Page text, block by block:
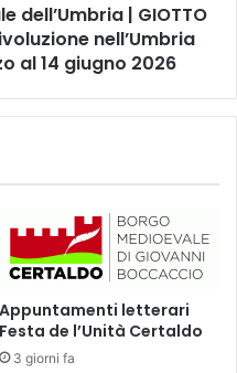
dell’Umbria | GIOTTO
nell’Umbria
al 14 giugno 2026
Appuntamenti letterari
Festa de l’Unità Certaldo
3 giorni fa